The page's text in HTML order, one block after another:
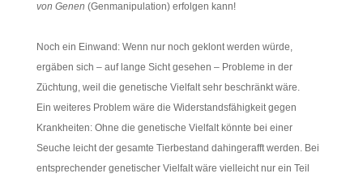
von Genen (Genmanipulation) erfolgen kann!
Noch ein Einwand: Wenn nur noch geklont werden würde,
ergäben sich – auf lange Sicht gesehen – Probleme in der
Züchtung, weil die genetische Vielfalt sehr beschränkt wäre.
Ein weiteres Problem wäre die Widerstandsfähigkeit gegen
Krankheiten: Ohne die genetische Vielfalt könnte bei einer
Seuche leicht der gesamte Tierbestand dahingerafft werden. Bei
entsprechender genetischer Vielfalt wäre vielleicht nur ein Teil